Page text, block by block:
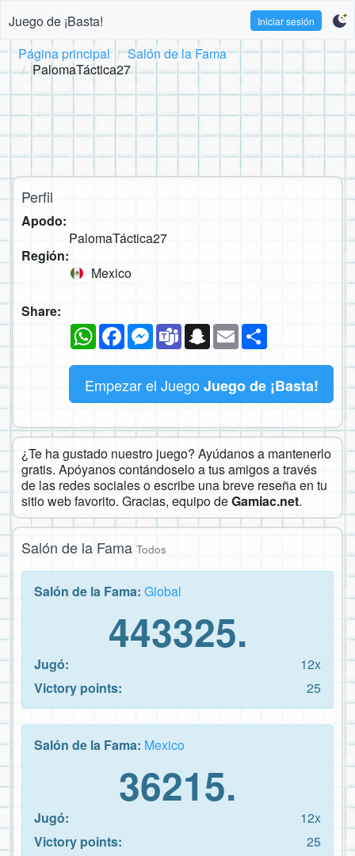
Juego de ¡Basta! Iniciar sesión
Página principal
Salón de la Fama
PalomaTáctica27
Perfil
Apodo:
PalomaTáctica27
Región:
Mexico
Share:
WhatsAppFacebookMessenger
TeamsSnapchat
Email
Empezar el Juego Juego de ¡Basta!
¿Te ha gustado nuestro juego? Ayúdanos a mantenerlo
gratis. Apóyanos contándoselo a tus amigos a través
de las redes sociales o escribe una breve reseña en tu
sitio web favorito. Gracias, equipo deGamiac.net.
Salón de la Fama Todos
Salón de la Fama: Global
443325.
Jugó:
12x
Victory points:
25
Salón de la Fama: Mexico
36215.
Jugó:
12x
Victory points:
25